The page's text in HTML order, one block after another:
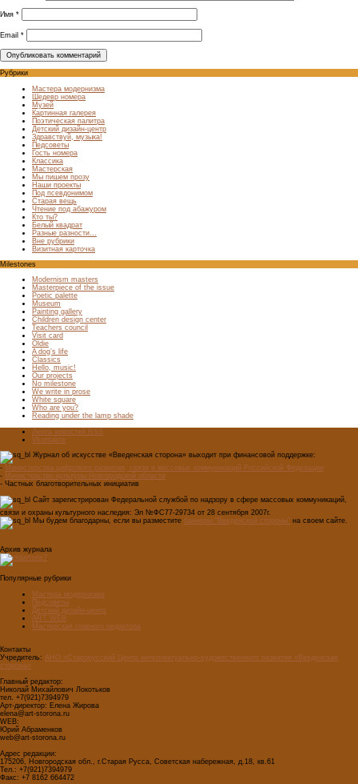
Имя *
Email *
Рубрики
Мастера модернизма
Шедевр номера
Музей
Картинная галерея
Поэтическая палитра
Детский дизайн-центр
Здравствуй, музыка!
Педсоветы
Гость номера
Классика
Мастерская
Мы пишем прозу
Наши проекты
Под псевдонимом
Старая вещь
Чтение под абажуром
Кто ты?
Белый квадрат
Разные разности…
Вне рубрики
Визитная карточка
Milestones
Modernism masters
Masterpiece of the issue
Poetic palette
Museum
Painting gallery
Children design center
Teachers council
Visit card
Oldie
A dog’s life
Classics
Hello, music!
Our projects
No milestone
We write in prose
White square
Who are you?
Reading under the lamp shade
Лента новостей RSS
Vkontakte
Журнал об искусстве «Введенская сторона» выходит при финансовой поддержке:
- Министерства цифрового развития, связи и массовых коммуникаций Российской Федерации
- Министерство культуры Новгородской области
- Частных благотворительных инициатив
Сайт зарегистрирован Федеральной службой по надзору в сфере массовых коммуникаций,
связи и охраны культурного наследия: Эл №ФС77-29734 от 28 сентября 2007г.
Мы будем благодарны, если вы разместите баннеры "Введенской стороны" на своем сайте.
Архив журнала
Популярные рубрики
Мастера модернизма
Педсоветы
Детский дизайн-центр
ART WEB
Мастерская главного редактора
Контакты
Учредитель: АНО «Старорусский Центр интеллектуально-художественного развития «Введенская
сторона»
Главный редактор:
Николай Михайлович Локотьков
тел. +7(921)7394979
Арт-директор: Елена Жирова
elena@art-storona.ru
WEB:
Юрий Абраменков
web@art-storona.ru
Адрес редакции:
175206, Новгородская обл., г.Старая Русса, Советская набережная, д.18, кв.61
Тел.: +7(921)7394979
Факс: +7 8162 664472